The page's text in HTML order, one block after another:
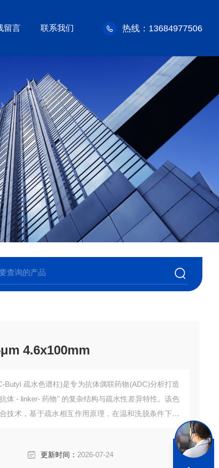
留言 联系我们 热线：13684977506
4.6x100mm
Butyl 疏水色谱柱)是专为抗体偶联药物(ADC)分析打造
体 - linker- 药物" 的复杂结构与疏水性差异特性。该色
技术，基于疏水相互作用原理，在温和洗脱条件下实
聚合体等杂质的高效分离，同时很大程度保留 ADC 药
更新时间： 2026-07-24